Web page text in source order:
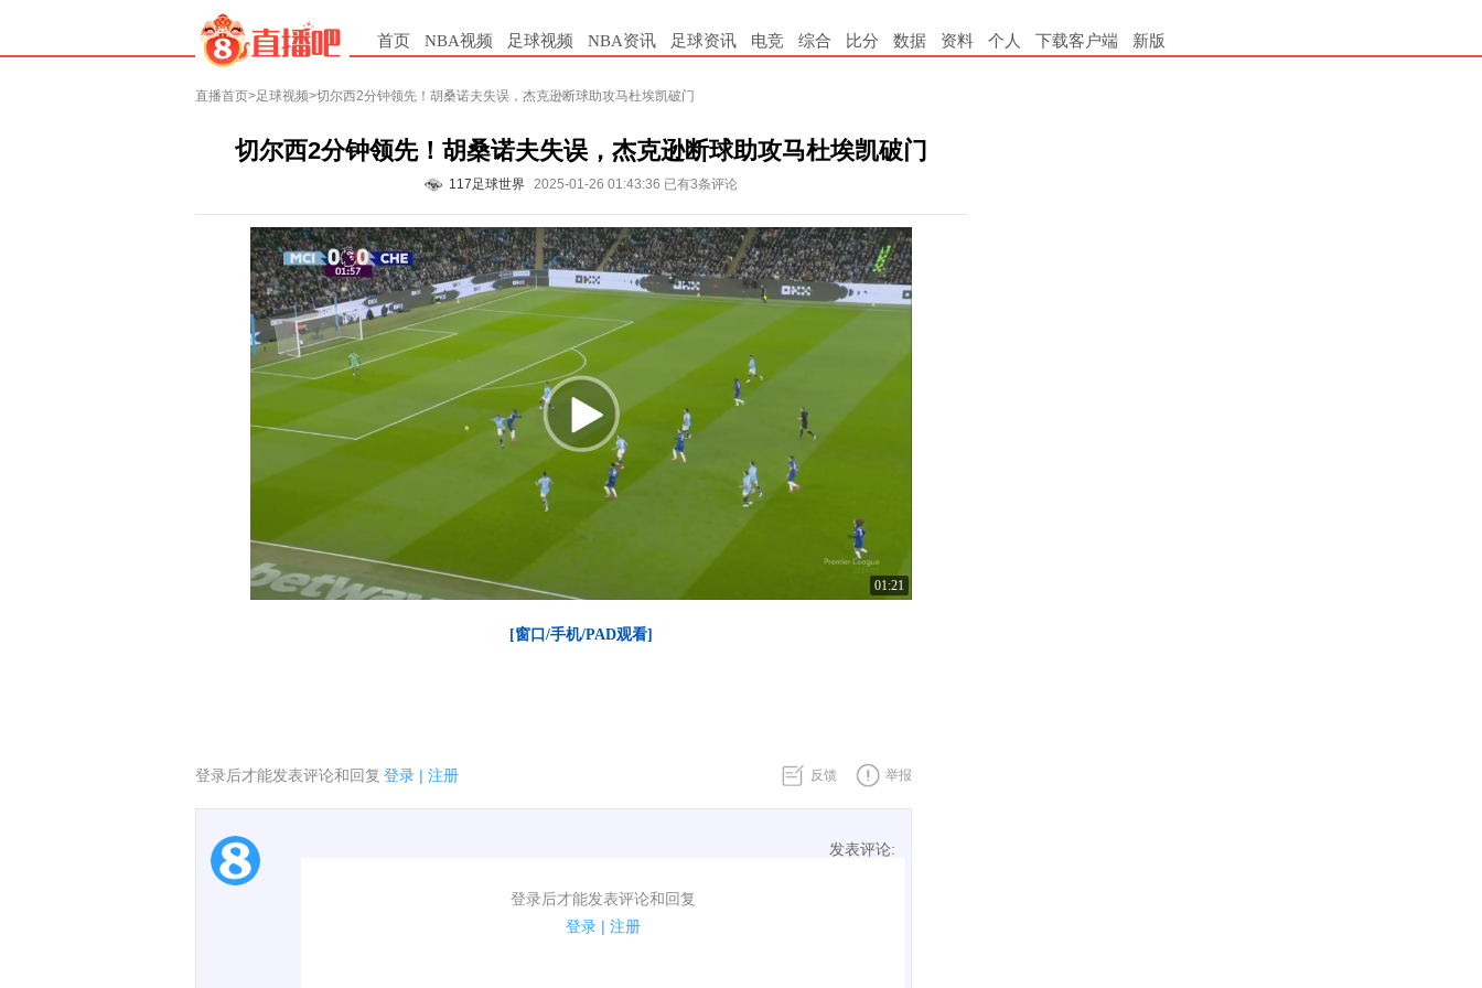
首页 NBA视频 足球视频 NBA资讯 足球资讯 电竞 综合 比分 数据 资料 个人 下载客户端 新版
直播首页>足球视频>切尔西2分钟领先！胡桑诺夫失误，杰克逊断球助攻马杜埃凯破门
切尔西2分钟领先！胡桑诺夫失误，杰克逊断球助攻马杜埃凯破门
117足球世界 2025-01-26 01:43:36 已有3条评论
01:21
[窗口/手机/PAD观看]
登录后才能发表评论和回复 登录 | 注册 反馈 举报
发表评论:
登录后才能发表评论和回复
登录 | 注册
1.电脑端新用户可以发表评论了！